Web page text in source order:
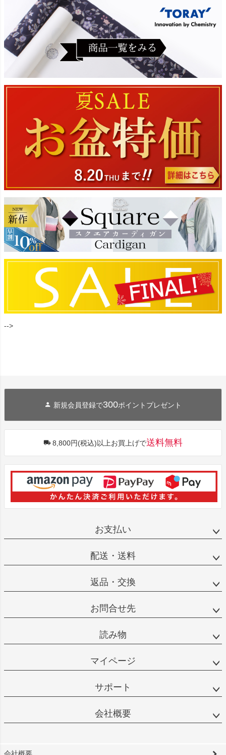
-->
新規会員登録で300ポイントプレゼント
8,800円(税込)以上お買上げで送料無料
お支払い
配送・送料
返品・交換
お問合せ先
読み物
マイページ
サポート
会社概要